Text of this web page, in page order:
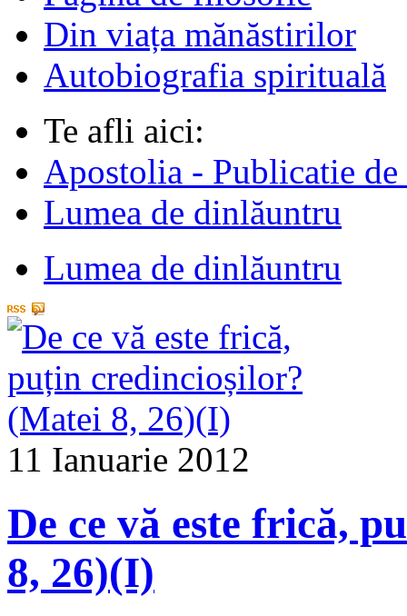
Din viața mănăstirilor
Autobiografia spirituală
Te afli aici:
Apostolia - Publicatie
Lumea de dinlăuntru
Lumea de dinlăuntru
11 Ianuarie 2012
De ce vă este frică,
8, 26)(I)